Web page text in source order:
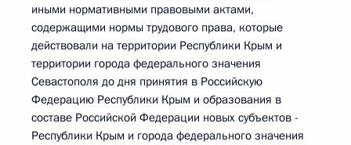
иными нормативными правовыми актами,
содержащими нормы трудового права, которые
действовали на территории Республики Крым и
территории города федерального значения
Севастополя до дня принятия в Российскую
Федерацию Республики Крым и образования в
составе Российской Федерации новых субъектов -
Республики Крым и города федерального значения